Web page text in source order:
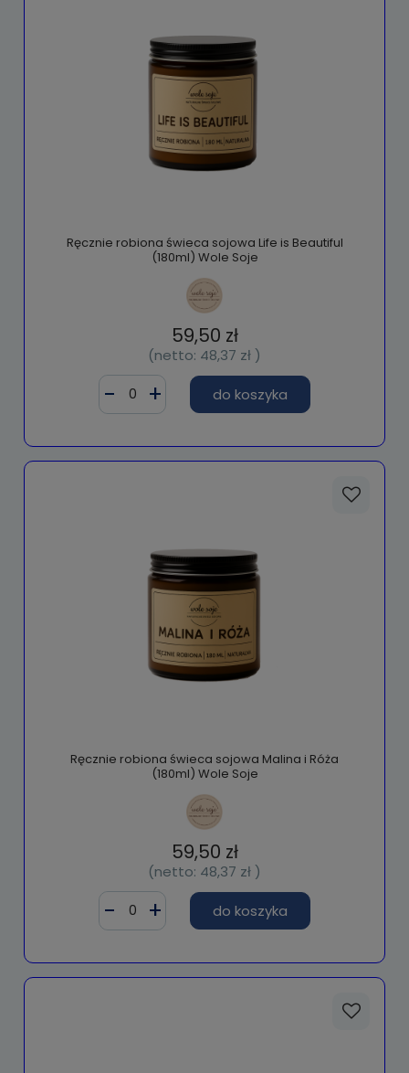
Ręcznie robiona świeca sojowa Life is Beautiful
(180ml) Wole Soje
59,50 zł
(netto: 48,37 zł )
do koszyka
Ręcznie robiona świeca sojowa Malina i Róża
(180ml) Wole Soje
59,50 zł
(netto: 48,37 zł )
do koszyka